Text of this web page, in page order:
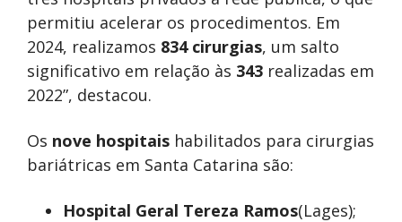
permitiu acelerar os procedimentos. Em
2024, realizamos 834 cirurgias, um salto
significativo em relação às 343 realizadas em
2022”, destacou.
Os nove hospitais habilitados para cirurgias
bariátricas em Santa Catarina são:
Hospital Geral Tereza Ramos(Lages);